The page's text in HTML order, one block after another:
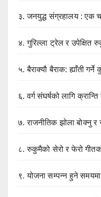
३.जनयुद्ध संग्रहालय : एक
४.गुरिल्ला ट्रेल र उपेक्षित
५.बैराक्यौ बैराक: ह्याँती गर्ने
६.वर्ग संघर्षको लागि क्रान्ति
७.राजनीतिक झोला बोक्नु र
८.रुकुमैको सेरो र फेरो
९.योजना सम्पन्न हुने